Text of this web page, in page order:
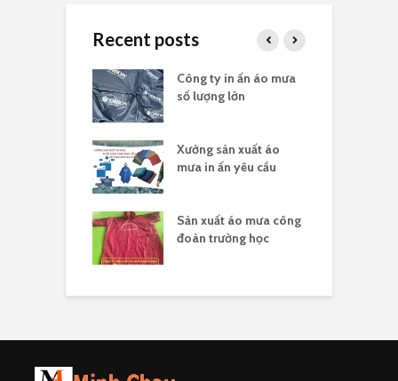
Recent posts
Công ty in ấn áo mưa
số lượng lớn
Xưởng sản xuất áo
mưa in ấn yêu cầu
Sản xuất áo mưa công
đoàn trường học